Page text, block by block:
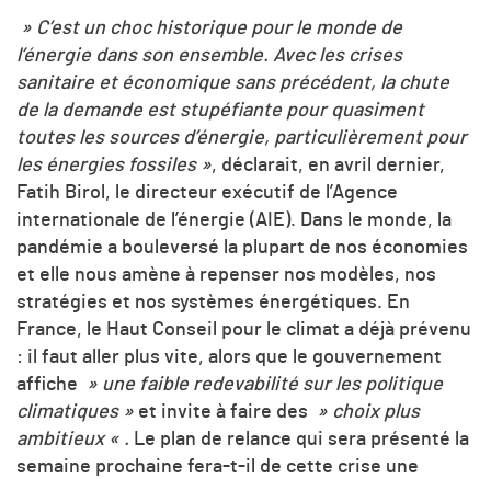
» C’est un choc historique pour le monde de
l’énergie dans son ensemble. Avec les crises
sanitaire et économique sans précédent, la chute
de la demande est stupéfiante pour quasiment
toutes les sources d’énergie, particulièrement pour
les énergies fossiles », déclarait, en avril dernier,
Fatih Birol, le directeur exécutif de l’Agence
internationale de l’énergie (AIE). Dans le monde, la
pandémie a bouleversé la plupart de nos économies
et elle nous amène à repenser nos modèles, nos
stratégies et nos systèmes énergétiques. En
France, le Haut Conseil pour le climat a déjà prévenu
: il faut aller plus vite, alors que le gouvernement
affiche
» une faible redevabilité sur les politique
climatiques » et invite à faire des
» choix plus
ambitieux « . Le plan de relance qui sera présenté la
semaine prochaine fera-t-il de cette crise une